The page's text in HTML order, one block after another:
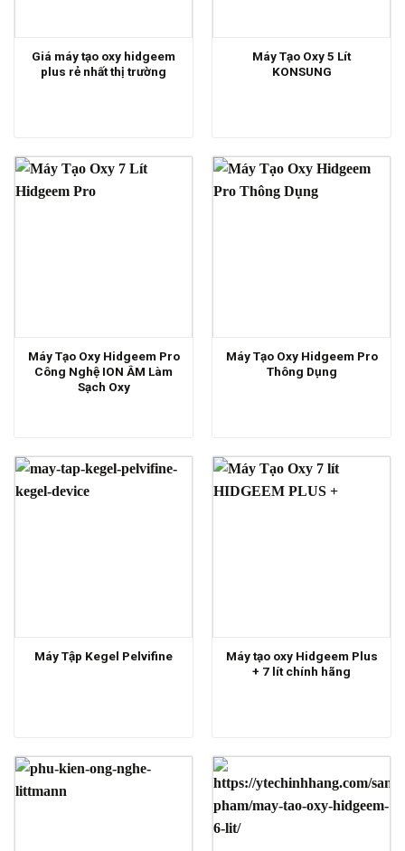
Giá máy tạo oxy hidgeem
plus rẻ nhất thị trường
Máy Tạo Oxy 5 Lít
KONSUNG
Máy Tạo Oxy Hidgeem Pro
Công Nghệ ION ÂM Làm
Sạch Oxy
Máy Tạo Oxy Hidgeem Pro
Thông Dụng
Máy Tập Kegel Pelvifine
Máy tạo oxy Hidgeem Plus
+ 7 lít chính hãng